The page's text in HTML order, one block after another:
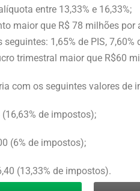
entre 13,33% e 16,33%;
maior que R$ 78 milhões
1,65% de PIS, 7,60%
trimestral maior que R$60
com os seguintes valores de
(16,63% de impostos);
(6% de impostos);
(13,33% de impostos).